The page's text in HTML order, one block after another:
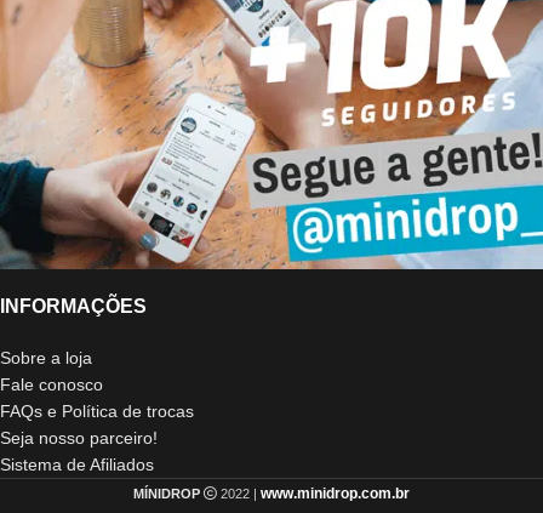
INFORMAÇÕES
Sobre a loja
Fale conosco
FAQs e Política de trocas
Seja nosso parceiro!
Sistema de Afiliados
MÍNIDROP 2022 | www.minidrop.com.br